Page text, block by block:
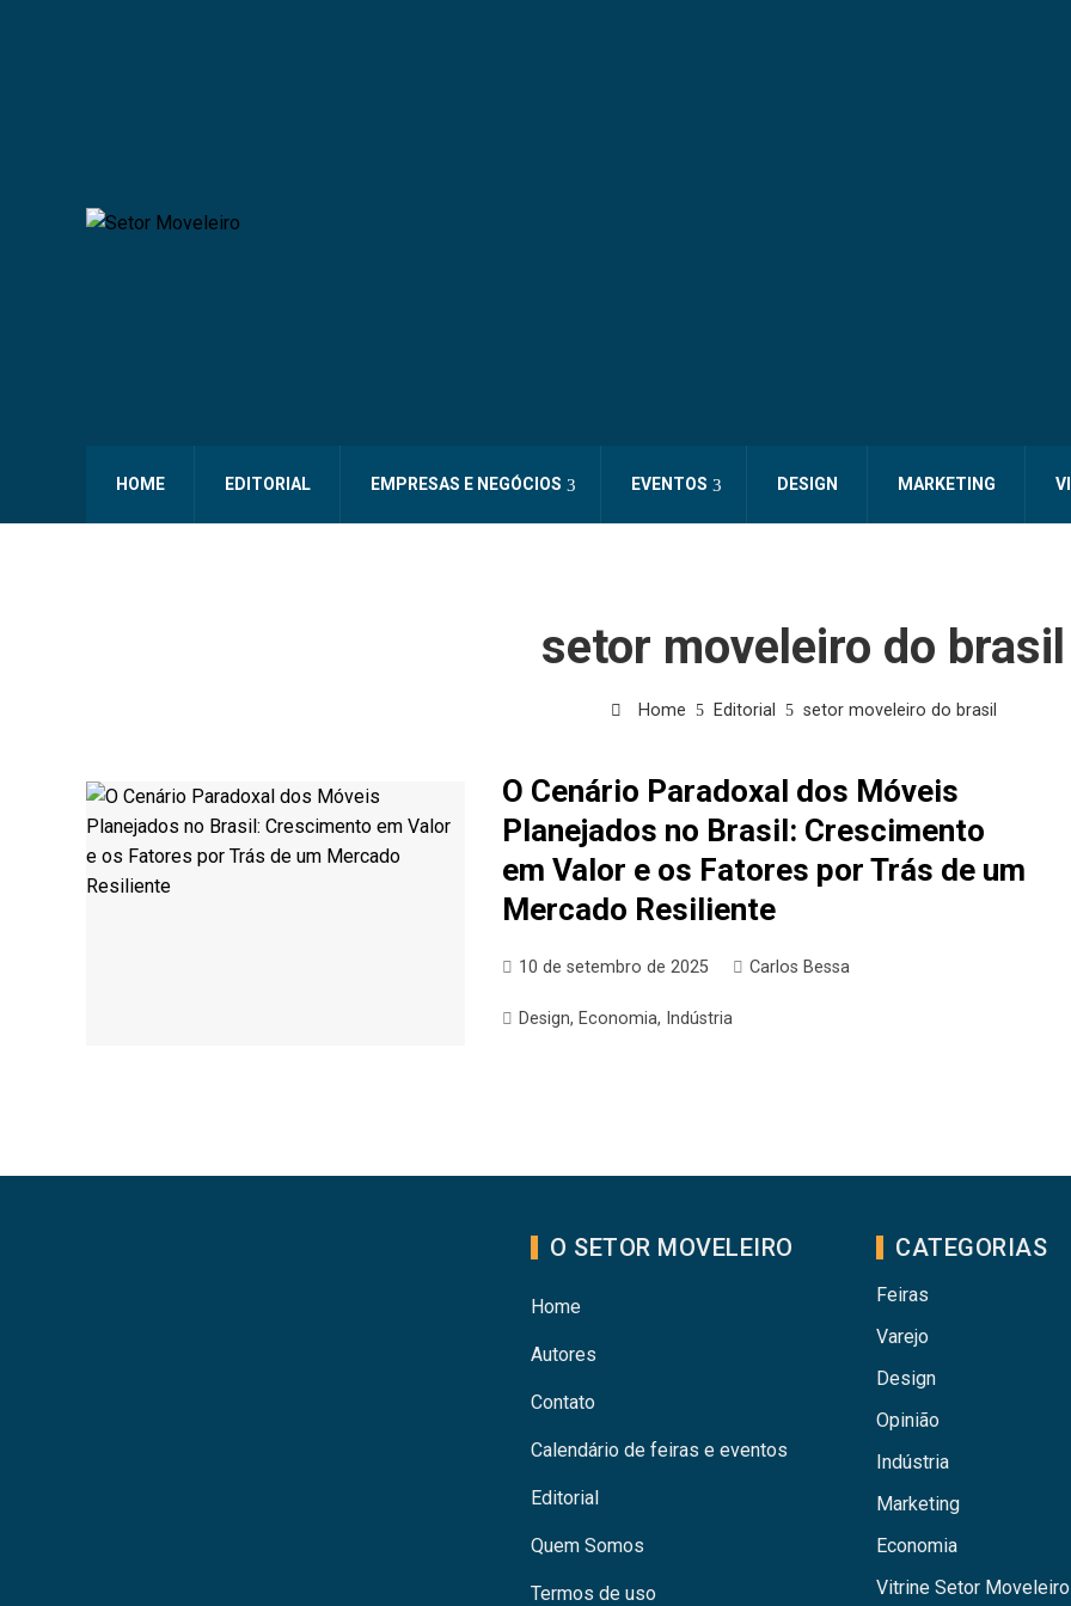
HOME EDITORIAL EMPRESAS E NEGÓCIOS EVENTOS DESIGN MARKETING
setor moveleiro do brasil
Home Editorial setor moveleiro do brasil
O Cenário Paradoxal dos Móveis
Planejados no Brasil: Crescimento
em Valor e os Fatores por Trás de um
Mercado Resiliente
10 de setembro de 2025 Carlos Bessa
Design, Economia, Indústria
O SETOR MOVELEIRO
Home
Autores
Contato
Calendário de feiras e eventos
Editorial
Quem Somos
Termos de uso
CATEGORIAS
Feiras
Varejo
Design
Opinião
Indústria
Marketing
Economia
Vitrine Setor Moveleiro